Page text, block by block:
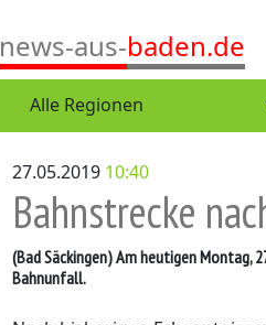
news-aus-baden.de
27.05.2019 10:40
Bahnstrecke
(Bad Säckingen)Am heutigen Montag,
Bahnunfall.